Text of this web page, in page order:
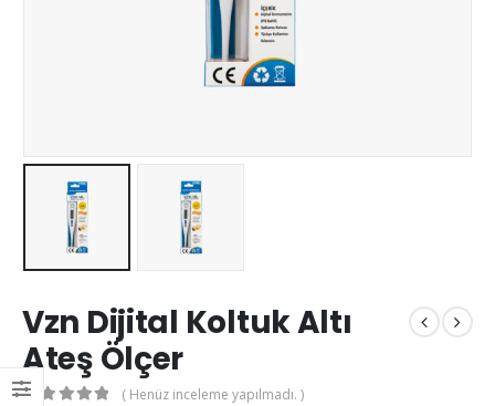
Vzn Dijital Koltuk Altı
Ateş Ölçer
( Henüz inceleme yapılmadı. )